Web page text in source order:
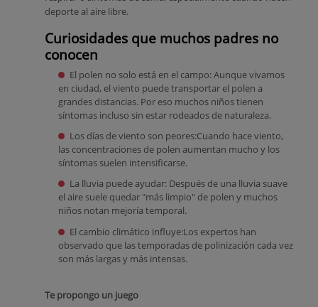
deporte al aire libre.
Curiosidades que muchos padres no
conocen
El polen no solo está en el campo: Aunque vivamos
en ciudad, el viento puede transportar el polen a
grandes distancias. Por eso muchos niños tienen
síntomas incluso sin estar rodeados de naturaleza.
Los días de viento son peores:Cuando hace viento,
las concentraciones de polen aumentan mucho y los
síntomas suelen intensificarse.
La lluvia puede ayudar: Después de una lluvia suave
el aire suele quedar "más limpio" de polen y muchos
niños notan mejoría temporal.
El cambio climático influye:Los expertos han
observado que las temporadas de polinización cada vez
son más largas y más intensas.
Te propongo un juego